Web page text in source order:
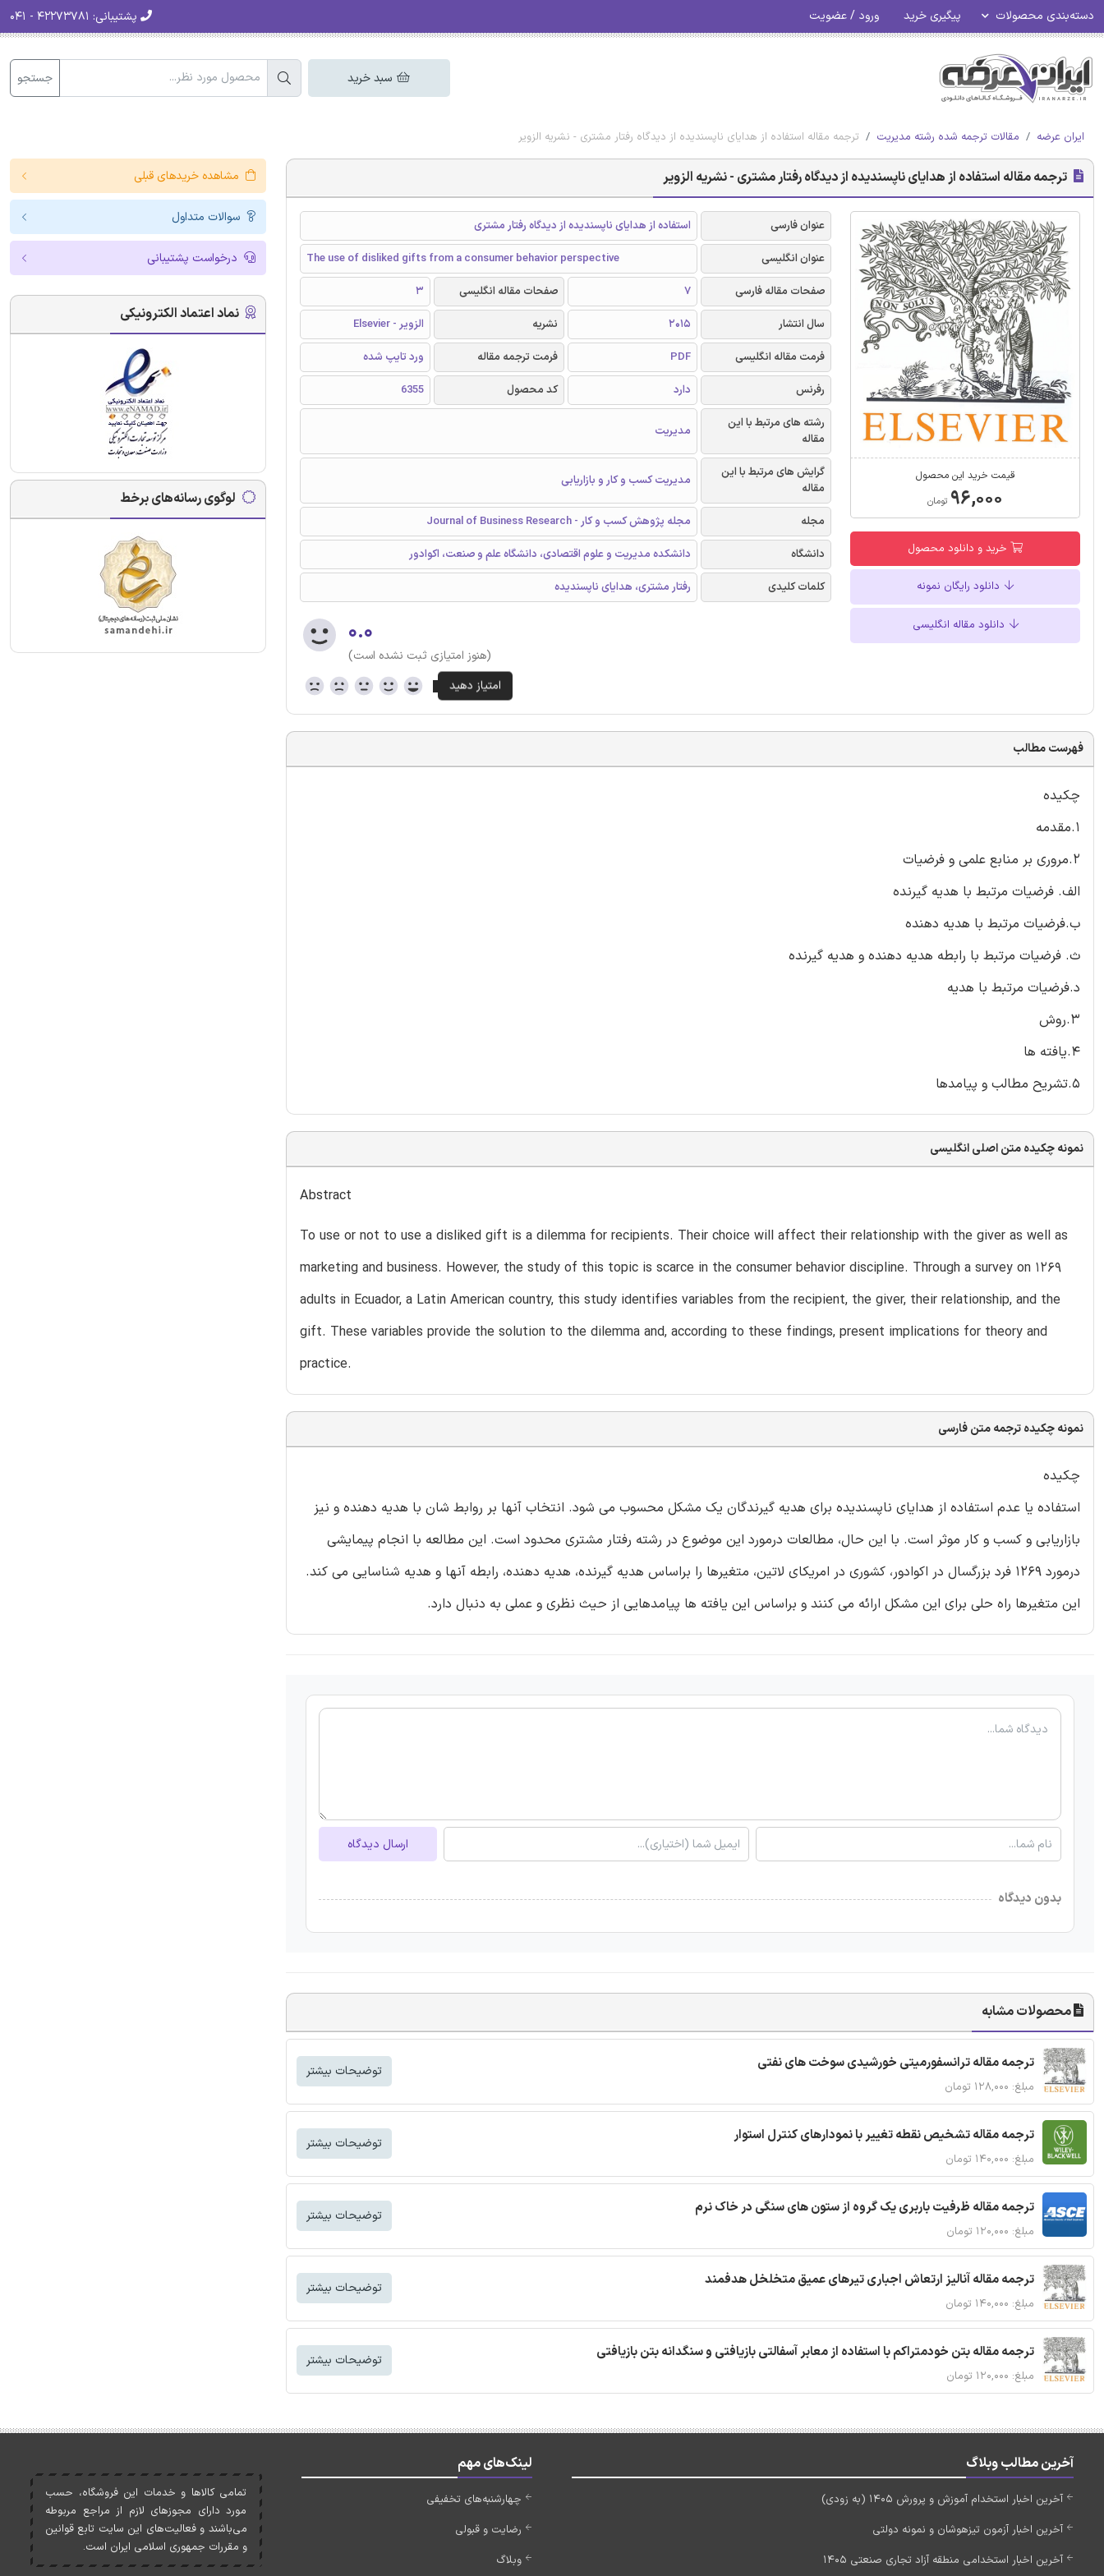
دسته‌بندی محصولات پیگیری خرید ورود / عضویت پشتیبانی:
سبد خرید جستجو
ایران عرضه مقالات ترجمه شده رشته مدیریت ترجمه مقاله استفاده از هدایای ناپسندیده از دیدگاه رفتار مشتری - نشریه الزویر
ترجمه مقاله استفاده از هدایای ناپسندیده از دیدگاه رفتار مشتری - نشریه الزویر
قیمت خرید این محصول
۹۶,۰۰۰ تومان
خرید و دانلود محصول
دانلود رایگان نمونه
دانلود مقاله انگلیسی
عنوان فارسی
استفاده از هدایای ناپسندیده از دیدگاه رفتار مشتری
عنوان انگلیسی
The use of disliked gifts from a consumer behavior perspective
صفحات مقاله فارسی
7 صفحات مقاله انگلیسی
3
سال انتشار
2015 نشریه
الزویر - Elsevier
فرمت مقاله انگلیسی
PDF فرمت ترجمه مقاله
ورد تایپ شده
رفرنس
دارد کد محصول
6355
رشته های مرتبط با این
مقاله
مدیریت
گرایش های مرتبط با این
مقاله
مدیریت کسب و کار و بازاریابی
مجله
مجله پژوهش کسب و کار - Journal of Business Research
دانشگاه
دانشکده مدیریت و علوم اقتصادی، دانشگاه علم و صنعت، اکوادور
کلمات کلیدی
رفتار مشتری، هدایای ناپسندیده
۰.۰
(هنوز امتیازی ثبت نشده است)
فهرست مطالب
چکیده
1.مقدمه
2.مروری بر منابع علمی و فرضیات
الف. فرضیات مرتبط با هدیه گیرنده
ب.فرضیات مرتبط با هدیه دهنده
ث. فرضیات مرتبط با رابطه هدیه دهنده و هدیه گیرنده
د.فرضیات مرتبط با هدیه
3.روش
4.یافته ها
5.تشریح مطالب و پیامدها
نمونه چکیده متن اصلی انگلیسی
Abstract
To use or not to use a disliked gift is a dilemma for recipients. Their choice will affect their relationship with the giver as well as
marketing and business. However, the study of this topic is scarce in the consumer behavior discipline. Through a survey on 1269
adults in Ecuador, a Latin American country, this study identifies variables from the recipient, the giver, their relationship, and the
gift. These variables provide the solution to the dilemma and, according to these findings, present implications for theory and
practice.
نمونه چکیده ترجمه متن فارسی
چکیده
استفاده یا عدم استفاده از هدایای ناپسندیده برای هدیه گیرندگان یک مشکل محسوب می شود. انتخاب آنها بر روابط شان با هدیه دهنده و نیز
بازاریابی و کسب و کار موثر است. با این حال، مطالعات درمورد این موضوع در رشته رفتار مشتری محدود است. این مطالعه با انجام پیمایشی
درمورد 1269 فرد بزرگسال در اکوادور، کشوری در امریکای لاتین، متغیرها را براساس هدیه گیرنده، هدیه دهنده، رابطه آنها و هدیه شناسایی می کند.
این متغیرها راه حلی برای این مشکل ارائه می کنند و براساس این یافته ها پیامدهایی از حیث نظری و عملی به دنبال دارد.
ارسال دیدگاه
بدون دیدگاه
محصولات مشابه
ترجمه مقاله ترانسفورمیتی خورشیدی سوخت های نفتی
مبلغ: ۱۲۸,۰۰۰ تومان
توضیحات بیشتر
ترجمه مقاله تشخیص نقطه تغییر با نمودارهای کنترل استوار
مبلغ: ۱۴۰,۰۰۰ تومان
توضیحات بیشتر
ترجمه مقاله ظرفیت باربری یک گروه از ستون های سنگی در خاک نرم
مبلغ: ۱۲۰,۰۰۰ تومان
توضیحات بیشتر
ترجمه مقاله آنالیز ارتعاش اجباری تیرهای عمیق متخلخل هدفمند
مبلغ: ۱۴۰,۰۰۰ تومان
توضیحات بیشتر
ترجمه مقاله بتن خودمتراکم با استفاده از معابر آسفالتی بازیافتی و سنگدانه بتن بازیافتی
مبلغ: ۱۲۰,۰۰۰ تومان
توضیحات بیشتر
مشاهده خریدهای قبلی
سوالات متداول
درخواست پشتیبانی
نماد اعتماد الکترونیکی
لوگوی رسانه‌های برخط
آخرین مطالب وبلاگ
آخرین اخبار استخدام آموزش و پرورش 1405 (به زودی)
آخرین اخبار آزمون تیزهوشان و نمونه دولتی
آخرین اخبار استخدامی منطقه آزاد تجاری صنعتی 1405
لینک‌های مهم
چهارشنبه‌های تخفیفی
رضایت و قبولی
وبلاگ
تمامی کالاها و خدمات اين فروشگاه، حسب
مورد دارای مجوزهای لازم از مراجع مربوطه
می‌باشند و فعاليت‌های اين سايت تابع قوانين
و مقررات جمهوری اسلامی ايران است.